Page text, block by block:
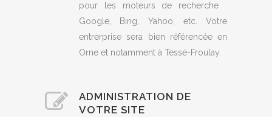
pour les moteurs de recherche :
Google, Bing, Yahoo, etc. Votre
entrerprise sera bien référencée en
Orne et notamment à Tessé-Froulay.
ADMINISTRATION DE
VOTRE SITE